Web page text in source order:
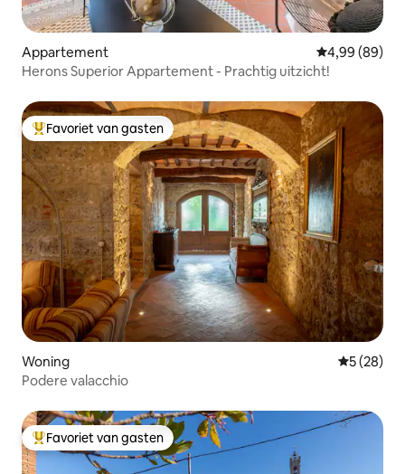
Appartement Gemiddelde
4,99 (89)
Herons Superior Appartement - Prachtig uitzicht!
Topfavoriet van gasten
Favoriet van gasten
Woning
5 (28)
Podere valacchio
Topfavoriet van gasten
Favoriet van gasten